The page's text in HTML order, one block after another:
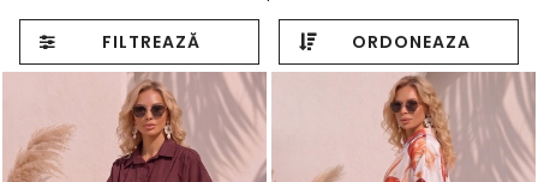
FILTREAZĂ ORDONEAZA